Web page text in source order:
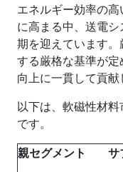
エネルギー効率の
に高まる中、送電
期を迎えています
する厳格な基準が
向上に一貫して貢献
以下は、軟磁性材
です。
親セグメント
サ